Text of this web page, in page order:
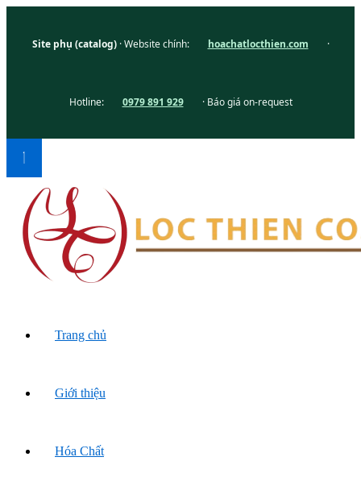
Site phụ (catalog)· Website chính: hoachatlocthien.com ·
Hotline: 0979 891 929 · Báo giá on-request
Trang chủ
Giới thiệu
Hóa Chất